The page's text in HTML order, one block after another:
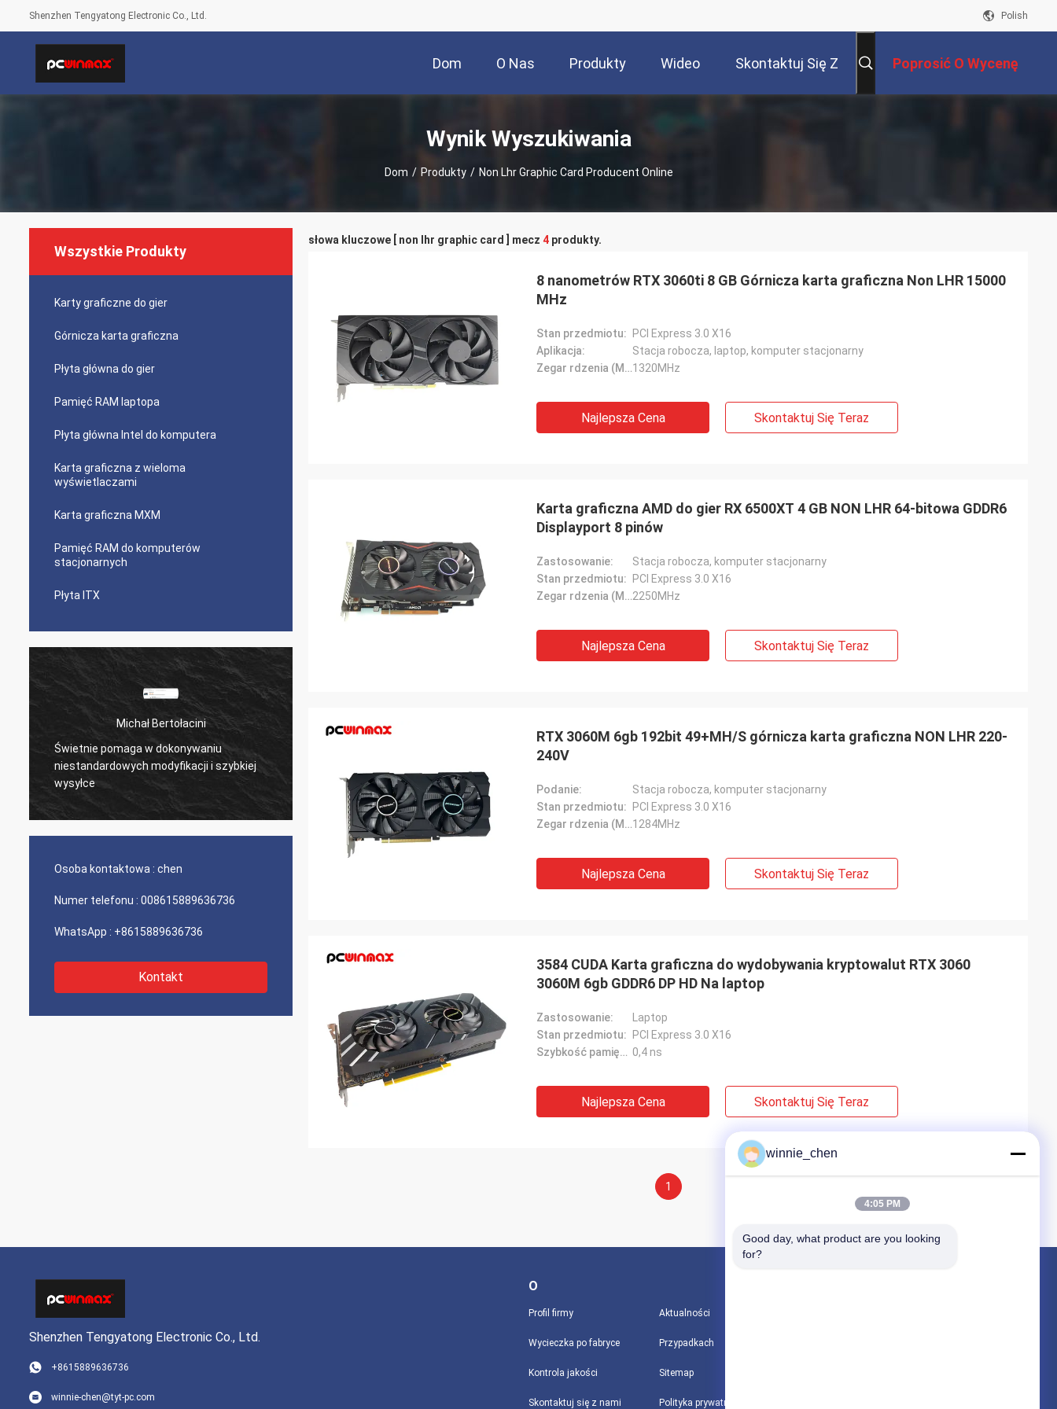
Shenzhen Tengyatong Electronic Co., Ltd. Polish
Dom O Nas Produkty Wideo Skontaktuj Się Z Poprosić O Wycenę
Wynik Wyszukiwania
Dom / Produkty / Non Lhr Graphic Card Producent Online
Wszystkie Produkty
Karty graficzne do gier
Górnicza karta graficzna
Płyta główna do gier
Pamięć RAM laptopa
Płyta główna Intel do komputera
Karta graficzna z wieloma
wyświetlaczami
Karta graficzna MXM
Pamięć RAM do komputerów
stacjonarnych
Płyta ITX
Michał Bertołacini
Świetnie pomaga w dokonywaniu
niestandardowych modyfikacji i szybkiej
wysyłce
STS Recykling
produkt w najlepszej cenie!
Osoba kontaktowa : chen
Numer telefonu : 008615889636736
WhatsApp : +8615889636736
Kontakt
słowa kluczowe [ non lhr graphic card ] mecz 4 produkty.
8 nanometrów RTX 3060ti 8 GB Górnicza karta graficzna Non LHR 15000
MHz
Stan przedmiotu:
PCI Express 3.0 X16
Aplikacja:
Stacja robocza, laptop, komputer stacjonarny
Zegar rdzenia (MHz):1320MHz
Najlepsza Cena Skontaktuj Się Teraz
Karta graficzna AMD do gier RX 6500XT 4 GB NON LHR 64-bitowa GDDR6
Displayport 8 pinów
Zastosowanie:
Stacja robocza, komputer stacjonarny
Stan przedmiotu:
PCI Express 3.0 X16
Zegar rdzenia (MHz):2250MHz
Najlepsza Cena Skontaktuj Się Teraz
RTX 3060M 6gb 192bit 49+MH/S górnicza karta graficzna NON LHR 220-
240V
Podanie:
Stacja robocza, komputer stacjonarny
Stan przedmiotu:
PCI Express 3.0 X16
Zegar rdzenia (MHz):1284MHz
Najlepsza Cena Skontaktuj Się Teraz
3584 CUDA Karta graficzna do wydobywania kryptowalut RTX 3060
3060M 6gb GDDR6 DP HD Na laptop
Zastosowanie:
Laptop
Stan przedmiotu:
PCI Express 3.0 X16
Szybkość pamięci wideo: 0,4 ns
Najlepsza Cena Skontaktuj Się Teraz
1
Shenzhen Tengyatong Electronic Co., Ltd.
+8615889636736
winnie-chen@tyt-pc.com
O
Profil firmy
Wycieczka po fabryce
Kontrola jakości
Skontaktuj się z nami
Aktualności
Przypadkach
Sitemap
Polityka prywatności
winnie_chen
4:05 PM
Good day, what product are you looking
for?